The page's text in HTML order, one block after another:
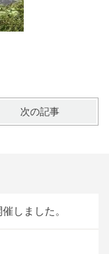
次の記事
しました。